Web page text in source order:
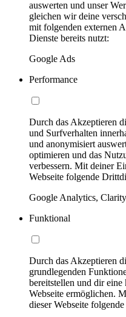
auswerten und unser
gleichen wir deine
mit folgenden externen
Dienste bereits nutzt:
Google Ads
Performance
Durch das Akzeptieren
und Surfverhalten
und anonymisiert
optimieren und das
verbessern. Mit deiner
Webseite folgende
Google Analytics,
Funktional
Durch das Akzeptieren
grundlegenden
bereitstellen und dir
Webseite ermöglichen.
dieser Webseite